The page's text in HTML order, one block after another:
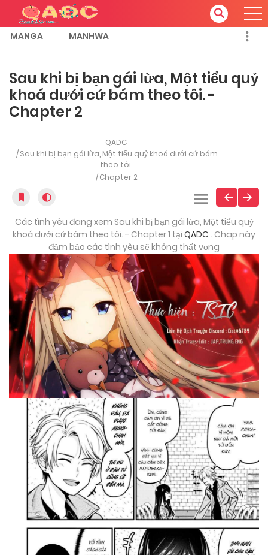
MANGA MANHWA
Sau khi bị bạn gái lừa, Một tiểu quỷ
khoá dưới cứ bám theo tôi. -
Chapter 2
QADC
Sau khi bị bạn gái lừa, Một tiểu quỷ khoá dưới cứ bám
theo tôi.
Chapter 2
Các tình yêu đang xem Sau khi bị bạn gái lừa, Một tiểu quỷ
khoá dưới cứ bám theo tôi. - Chapter 1 tại QADC . Chap này
đảm bảo các tình yêu sẽ không thất vọng